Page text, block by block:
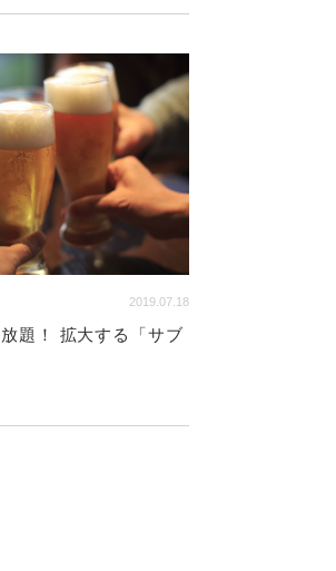
2019.07.18
題！ 拡大する「サブ